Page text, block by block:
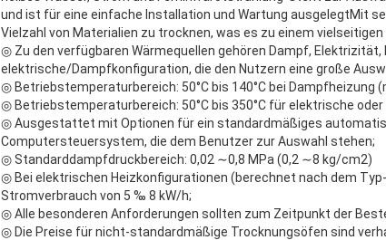
und ist für eine einfache Installation und Wartung ausgelegtMit
Vielzahl von Materialien zu trocknen, was es zu einem
◎ Zu den verfügbaren Wärmequellen gehören Dampf,
elektrische/Dampfkonfiguration, die den Nutzern eine große
◎ Betriebstemperaturbereich: 50°C bis 140°C bei Dampfheizung
◎ Betriebstemperaturbereich: 50°C bis 350°C für elektrische
◎ Ausgestattet mit Optionen für ein standardmäßiges
Computersteuersystem, die dem Benutzer zur Auswahl stehen;
◎ Standarddampfdruckbereich: 0,02 ∼0,8 MPa (0,2 ∼8 kg/cm2)
◎ Bei elektrischen Heizkonfigurationen (berechnet nach dem
Stromverbrauch von 5 ‰ 8 kW/h;
◎ Alle besonderen Anforderungen sollten zum Zeitpunkt der
◎ Die Preise für nicht-standardmäßige Trocknungsöfen sind